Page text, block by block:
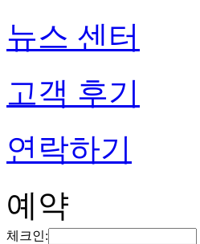
뉴스 센터
고객 후기
연락하기
예약
체크인: